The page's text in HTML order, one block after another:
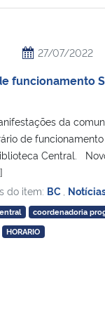
27/07/2022
funcionamento
da
de
Central.
do item: BC
coordenadoria
HORARIO